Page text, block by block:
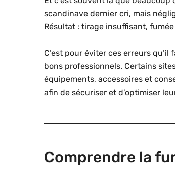
scandinave dernier cri, mais
Résultat : tirage insuffisant,
C’est pour éviter ces erreurs qu’il
bons professionnels. Certains
équipements, accessoires et
afin de sécuriser et d’optimiser
Comprendre la